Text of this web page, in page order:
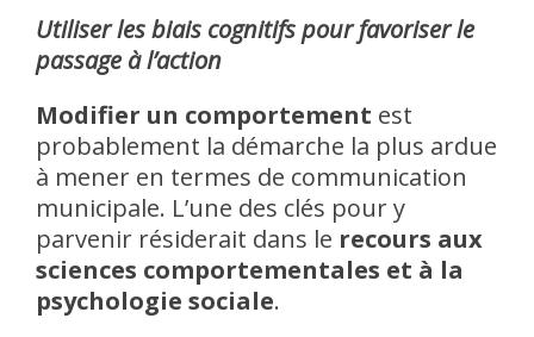
Utiliser les biais cognitifs pour favoriser le
passage à l’action
Modifier un comportement est
probablement la démarche la plus ardue
à mener en termes de communication
municipale. L’une des clés pour y
parvenir résiderait dans le recours aux
sciences comportementales et à la
psychologie sociale.